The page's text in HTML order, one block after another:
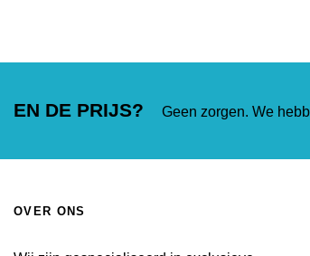
EN DE PRIJS? Geen zorgen. We
OVER ONS